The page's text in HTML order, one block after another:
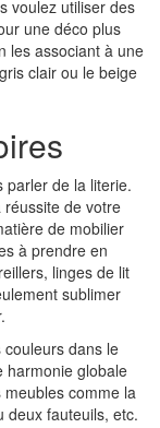
voulez utiliser des
une déco plus
les associant à une
clair ou le beige
parler de la literie.
réussite de votre
de mobilier
à prendre en
linges de lit
sublimer
couleurs dans le
harmonie globale
comme la
deux fauteuils, etc.